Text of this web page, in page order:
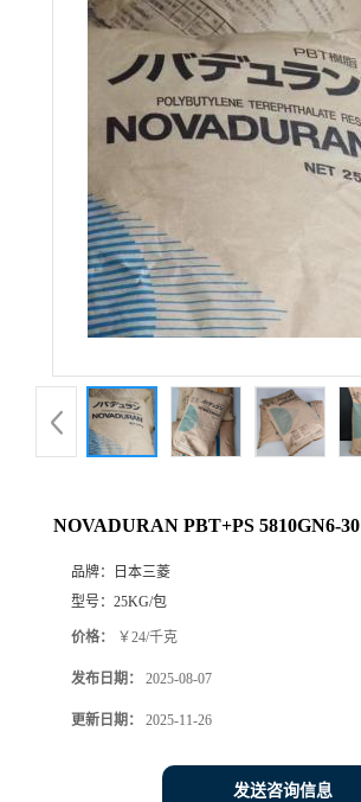
NOVADURAN PBT+PS 5810GN6-30
品牌：
日本三菱
型号： 25KG/包
价格： ￥24/千克
发布日期： 2025-08-07
更新日期： 2025-11-26
发送咨询信息